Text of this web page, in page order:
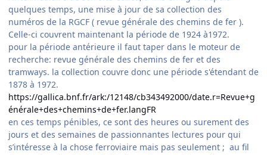
quelques temps, une mise à jour de sa collection des
numéros de la RGCF ( revue générale des chemins de fer ).
Celle-ci couvrent maintenant la période de 1924 à1972.
pour la période antérieure il faut taper dans le moteur de
recherche: revue générale des chemins de fer et des
tramways. la collection couvre donc une période s'étendant de
1878 à 1972.
https://gallica.bnf.fr/ark:/12148/cb343492000/date.r=Revue+g
énérale+des+chemins+de+fer.langFR
en ces temps pénibles, ce sont des heures ou surement des
jours et des semaines de passionnantes lectures pour qui
s’intéresse à la chose ferroviaire mais pas seulement ; au fil